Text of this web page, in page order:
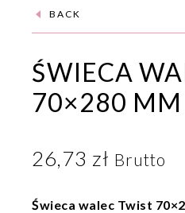
BACK
ŚWIECA
70×280 MM
26,73 zł Brutto
Świeca walec Twist